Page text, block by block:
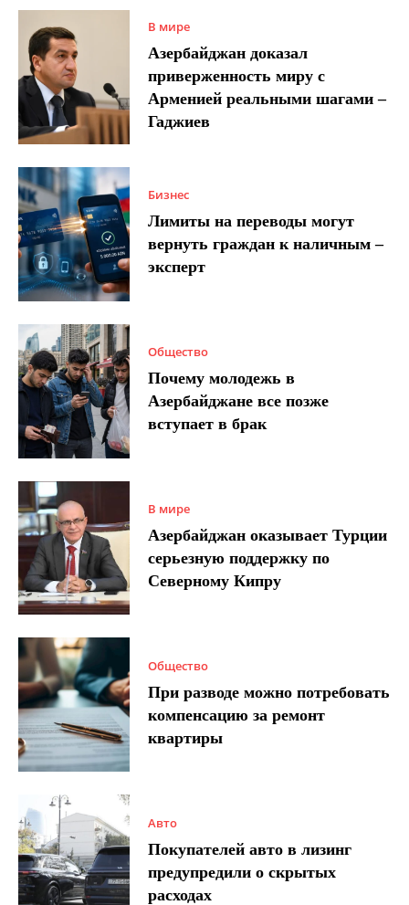
В мире
Азербайджан доказал
приверженность миру с
Арменией реальными шагами –
Гаджиев
Бизнес
Лимиты на переводы могут
вернуть граждан к наличным –
эксперт
Общество
Почему молодежь в
Азербайджане все позже
вступает в брак
В мире
Азербайджан оказывает Турции
серьезную поддержку по
Северному Кипру
Общество
При разводе можно потребовать
компенсацию за ремонт
квартиры
Авто
Покупателей авто в лизинг
предупредили о скрытых
расходах